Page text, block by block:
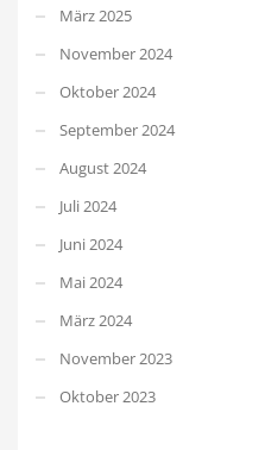
März 2025
November 2024
Oktober 2024
September 2024
August 2024
Juli 2024
Juni 2024
Mai 2024
März 2024
November 2023
Oktober 2023